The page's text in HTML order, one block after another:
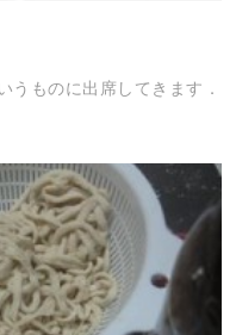
うものに出席してきます．